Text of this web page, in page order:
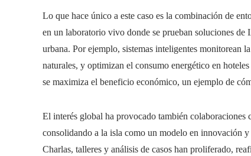
Lo que hace único a este caso es la combinación de
en un laboratorio vivo donde se prueban soluciones
urbana. Por ejemplo, sistemas inteligentes monitorean
naturales, y optimizan el consumo energético en
se maximiza el beneficio económico, un ejemplo de
El interés global ha provocado también colaboraciones
consolidando a la isla como un modelo en innovación
Charlas, talleres y análisis de casos han proliferado,